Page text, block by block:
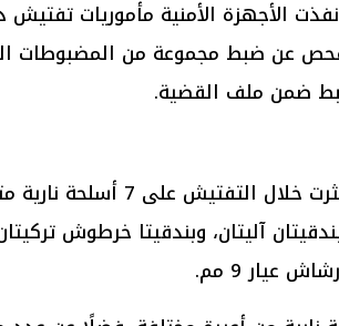
عن ضبط مجموعة من المضبوطات
ضمن ملف القضية.
أظهرت أوراق القضية أن القوات عثرت خلال التفتيش
ستار عيار 9 مم، وبندقيتان آليتان، وبندقيتا خرطوش
عيار 9 مم.